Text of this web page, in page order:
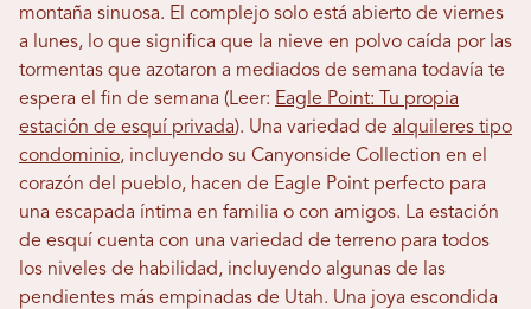
montaña sinuosa. El complejo solo está abierto de viernes
a lunes, lo que significa que la nieve en polvo caída por las
tormentas que azotaron a mediados de semana todavía te
espera el fin de semana (Leer: Eagle Point: Tu propia
estación de esquí privada). Una variedad de alquileres tipo
condominio, incluyendo su Canyonside Collection en el
corazón del pueblo, hacen de Eagle Point perfecto para
una escapada íntima en familia o con amigos. La estación
de esquí cuenta con una variedad de terreno para todos
los niveles de habilidad, incluyendo algunas de las
pendientes más empinadas de Utah. Una joya escondida